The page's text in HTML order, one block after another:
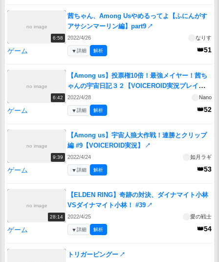
no image
6:58
茜ちゃん、Among Usやめるってよ【ふにんがす
アサシンマーリン編】part9 ↗
2022/4/26 なりす
ゲーム 👑51
▼詳細 解析
no image
6:42
【Among us】投票権10倍！最強メイヤー！茜ち
ゃんの宇宙日記３２【VOICEROID実況プレイ】
【なのそん】
2022/4/28 Nano
ゲーム 👑52
▼詳細 解析
no image
9:39
【Among us】宇宙人狼大作戦！連勝とクリップ
編 #9【VOICEROID実況】
↗
2022/4/24 如月ラギ
ゲーム 👑53
▼詳細 解析
no image
28:14
【ELDEN RING】奇跡の対決、ダイナマイト小林
VSダイナマイト小林！ #39 ↗
2022/4/25 愛の戦士
ゲーム 👑54
▼詳細 解析
トリガーピングー ↗